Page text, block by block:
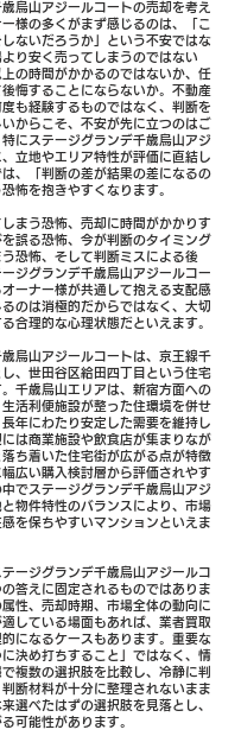
烏山アジールコートの売却を考え
様の多くがまず感じるのは、「こ
ないだろうか」という不安ではな
り安く売ってしまうのではない
の時間がかかるのではないか、任
悔することにならないか。不動産
も経験するものではなく、判断を
からこそ、不安が先に立つのはご
にステージグランデ千歳烏山アジ
立地やエリア特性が評価に直結し
、「判断の差が結果の差になるの
怖を抱きやすくなります。
まう恐怖、売却に時間がかかりす
誤る恐怖、今が判断のタイミング
恐怖、そして判断ミスによる後
ジグランデ千歳烏山アジールコー
オーナー様が共通して抱える支配感
のは消極的だからではなく、大切
合理的な心理状態だといえます。
烏山アジールコートは、京王線千
、世田谷区給田四丁目という住宅
千歳烏山エリアは、新宿方面への
活利便施設が整った住環境を併せ
年にわたり安定した需要を維持し
は商業施設や飲食店が集まりなが
ち着いた住宅街が広がる点が特徴
広い購入検討層から評価されやす
でステージグランデ千歳烏山アジ
物件特性のバランスにより、市場
を保ちやすいマンションといえま
ージグランデ千歳烏山アジールコ
答えに固定されるものではありま
性、売却時期、市場全体の動向に
している場面もあれば、業者買取
になるケースもあります。重要な
決め打ちすること」ではなく、情
複数の選択肢を比較し、冷静に判
断材料が十分に整理されないまま
選べたはずの選択肢を見落とし、
可能性があります。